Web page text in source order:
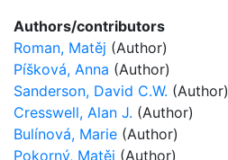
Authors/contributors
Roman, Matěj (Author)
Píšková, Anna (Author)
Sanderson, David C.W. (Author)
Cresswell, Alan J. (Author)
Bulínová, Marie (Author)
Pokorný, Matěj (Author)